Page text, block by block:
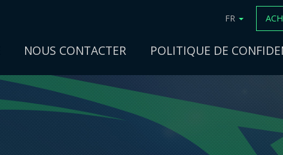
FR
NOUS CONTACTER POLITIQUE DE